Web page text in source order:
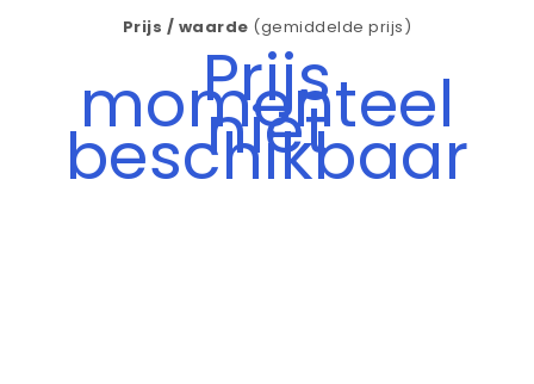
Prijs / waarde (gemiddelde prijs)
Prijs
momenteel
niet
beschikbaar